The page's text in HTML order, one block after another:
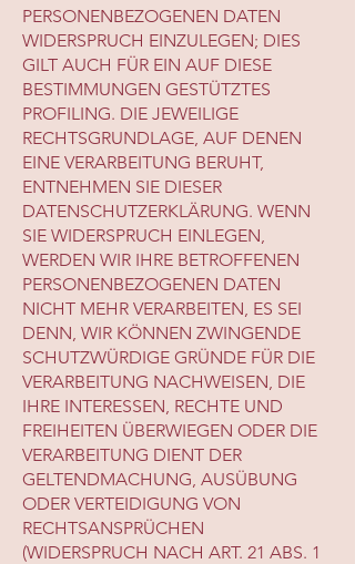
PERSONENBEZOGENEN DATEN
WIDERSPRUCH EINZULEGEN; DIES
GILT AUCH FÜR EIN AUF DIESE
BESTIMMUNGEN GESTÜTZTES
PROFILING. DIE JEWEILIGE
RECHTSGRUNDLAGE, AUF DENEN
EINE VERARBEITUNG BERUHT,
ENTNEHMEN SIE DIESER
DATENSCHUTZERKLÄRUNG. WENN
SIE WIDERSPRUCH EINLEGEN,
WERDEN WIR IHRE BETROFFENEN
PERSONENBEZOGENEN DATEN
NICHT MEHR VERARBEITEN, ES SEI
DENN, WIR KÖNNEN ZWINGENDE
SCHUTZWÜRDIGE GRÜNDE FÜR DIE
VERARBEITUNG NACHWEISEN, DIE
IHRE INTERESSEN, RECHTE UND
FREIHEITEN ÜBERWIEGEN ODER DIE
VERARBEITUNG DIENT DER
GELTENDMACHUNG, AUSÜBUNG
ODER VERTEIDIGUNG VON
RECHTSANSPRÜCHEN
(WIDERSPRUCH NACH ART. 21 ABS. 1